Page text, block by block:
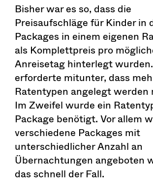
Bisher war es so, dass die
Preisaufschläge für Kinder in
Packages in einem eigenen
als Komplettpreis pro
Anreisetag hinterlegt
erforderte mitunter, dass
Ratentypen angelegt werden
Im Zweifel wurde ein
Package benötigt. Vor allem
verschiedene Packages mit
unterschiedlicher Anzahl an
Übernachtungen angeboten
das schnell der Fall.